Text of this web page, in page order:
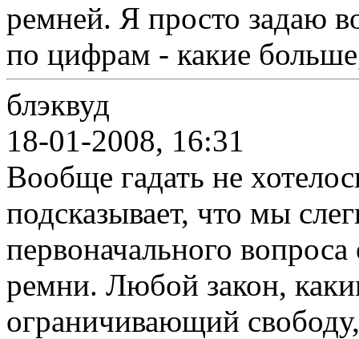
ремней. Я просто задаю
по цифрам - какие
блэквуд
18-01-2008, 16:31
Вообще гадать не
подсказывает, что мы
первоначального
ремни. Любой закон,
ограничивающий